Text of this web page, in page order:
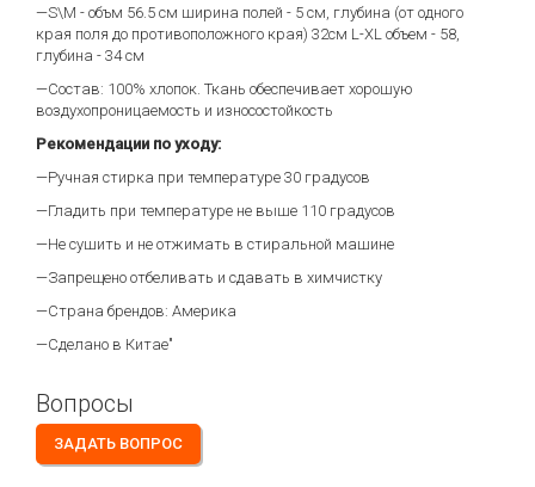
—S\M - объм 56.5 см ширина полей - 5 см, глубина (от одного
края поля до противоположного края) 32см L-XL объем - 58,
глубина - 34 см
—Состав: 100% хлопок. Ткань обеспечивает хорошую
воздухопроницаемость и износостойкость
Рекомендации по уходу:
—Ручная стирка при температуре 30 градусов
—Гладить при температуре не выше 110 градусов
—Не сушить и не отжимать в стиральной машине
—Запрещено отбеливать и сдавать в химчистку
—Страна брендов: Америка
—Сделано в Китае"
Вопросы
ЗАДАТЬ ВОПРОС